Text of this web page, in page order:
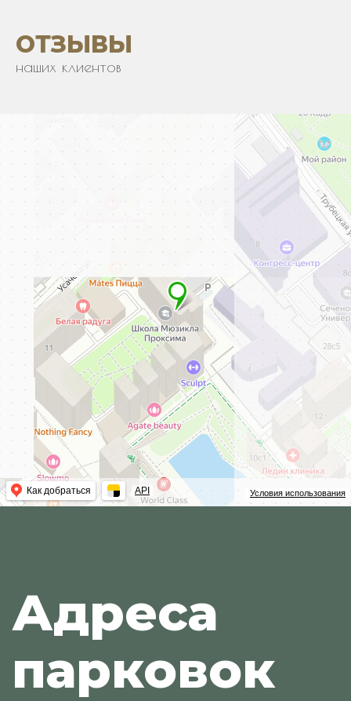
ОТЗЫВЫ
наших клиентов
Условия использования
Как добраться API
Адреса
парковок